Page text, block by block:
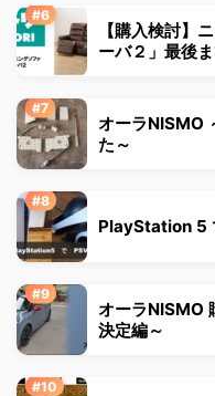
【購入検討】
ーバ２」最後
オーラNISMO
た～
PlayStation 5
オーラNISMO
決定編～